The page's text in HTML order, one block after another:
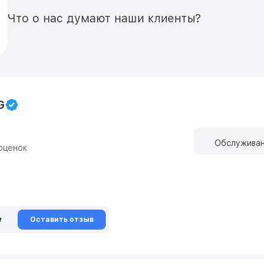
Что о нас думают наши клиенты?
Оставить отзыв